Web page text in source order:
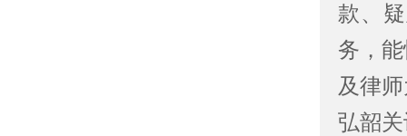
款、
务，
及律
弘韶